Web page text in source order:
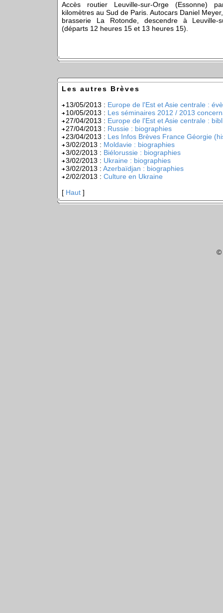
Accès routier Leuville-sur-Orge (Essonne)
kilomètres au Sud de Paris. Autocars Daniel
brasserie La Rotonde, descendre à
(départs 12 heures 15 et 13 heures 15).
Les autres Brèves
13/05/2013 : Europe de l'Est et Asie centrale :
10/05/2013 : Les séminaires 2012 / 2013
27/04/2013 : Europe de l'Est et Asie centrale :
27/04/2013 : Russie : biographies
23/04/2013 : Les Infos Brèves France Géorgie
3/02/2013 : Moldavie : biographies
3/02/2013 : Biélorussie : biographies
3/02/2013 : Ukraine : biographies
3/02/2013 : Azerbaïdjan : biographies
2/02/2013 : Culture en Ukraine
[ Haut ]
©